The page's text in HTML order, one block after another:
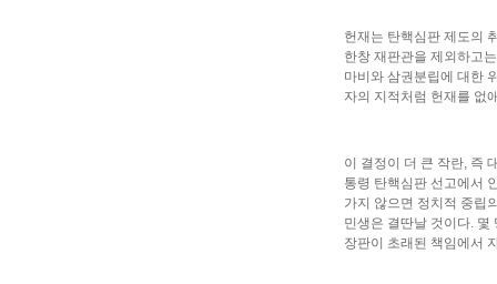
헌재는 탄핵심판 제도의
한창 재판관을 제외하고
마비와 삼권분립에 대한
자의 지적처럼 헌재를 없
이 결정이 더 큰 작란, 즉
통령 탄핵심판 선고에서
가지 않으면 정치적 중립
민생은 결딴날 것이다. 몇
장판이 초래된 책임에서